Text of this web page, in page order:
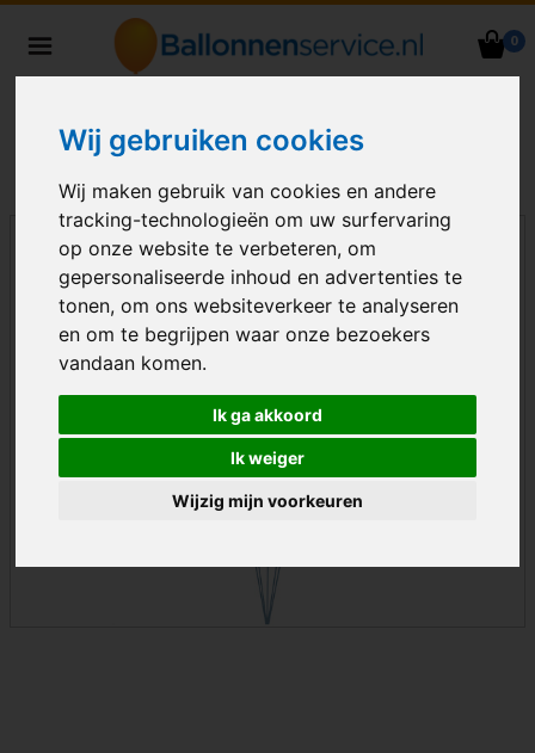
Wij gebruiken cookies
Wij maken gebruik van cookies en andere
tracking-technologieën om uw surfervaring
op onze website te verbeteren, om
gepersonaliseerde inhoud en advertenties te
tonen, om ons websiteverkeer te analyseren
en om te begrijpen waar onze bezoekers
vandaan komen.
Ik ga akkoord
Ik weiger
Wijzig mijn voorkeuren
0
Nederland